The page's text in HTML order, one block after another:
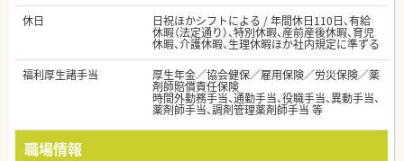
休日
日祝ほかシフトによる / 年間休日110日、有給
休暇（法定通り）、特別休暇、産前産後休暇、育児
休暇、介護休暇、生理休暇ほか社内規定に準ずる
福利厚生諸手当
厚生年金／協会健保／雇用保険／労災保険／薬
剤師賠償責任保険
時間外勤務手当、通勤手当、役職手当、異動手当、
薬剤師手当、調剤管理薬剤師手当 等
職場情報